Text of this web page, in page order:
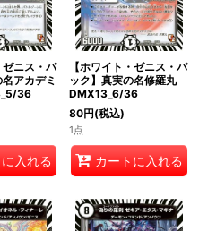
ゼニス・パ
アカデミ
36
入れる
【ホワイト・ゼニス・パ
ック】真実の名修羅丸
DMX13_6/36
80円(税込)
1点
カートに入れる